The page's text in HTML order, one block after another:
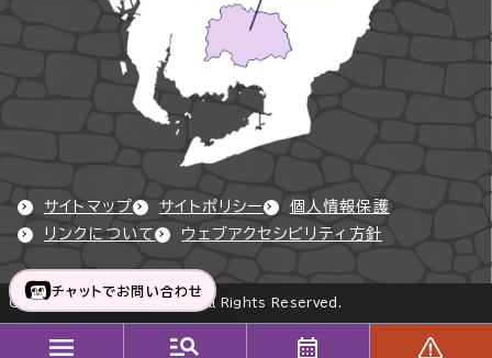
サイトマップ サイトポリシー
個人情報保護
リンクについて
ウェブアクセシビリティ方針
Copyright © Okazaki City All Rights Reserved.
チャットでお問い合わせ